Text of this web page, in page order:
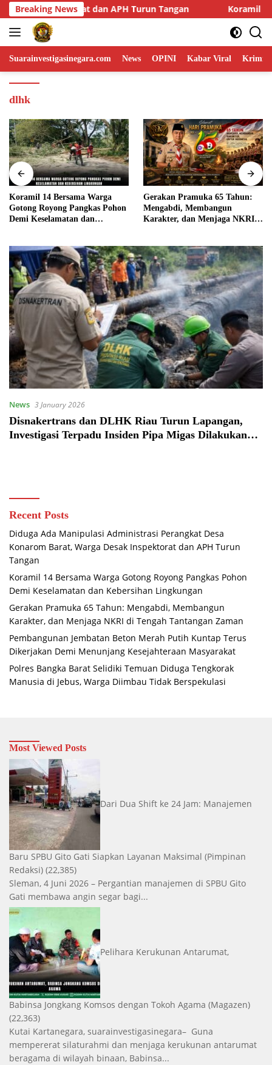
Skip
to
content
Breaking NewsKoramil 14 Bersama Warga Gotong Royong
Suarainvestigasinegara.com News OPINI Kabar Viral
dlhk
Koramil 14 Bersama Warga
Gotong Royong Pangkas Pohon
Demi Keselamatan dan
Gerakan Pramuka 65 Tahun:
Mengabdi, Membangun
Karakter, dan Menjaga NKRI
News 3 January 2026
Disnakertrans dan DLHK Riau Turun Lapangan,
Investigasi Terpadu Insiden Pipa Migas Dilakukan
Recent Posts
Diduga Ada Manipulasi Administrasi Perangkat Desa
Konarom Barat, Warga Desak Inspektorat dan APH Turun
Tangan
Koramil 14 Bersama Warga Gotong Royong Pangkas Pohon
Demi Keselamatan dan Kebersihan Lingkungan
Gerakan Pramuka 65 Tahun: Mengabdi, Membangun
Karakter, dan Menjaga NKRI di Tengah Tantangan Zaman
Pembangunan Jembatan Beton Merah Putih Kuntap Terus
Dikerjakan Demi Menunjang Kesejahteraan Masyarakat
Polres Bangka Barat Selidiki Temuan Diduga Tengkorak
Manusia di Jebus, Warga Diimbau Tidak Berspekulasi
Most Viewed Posts
Dari Dua Shift ke 24 Jam: Manajemen
Baru SPBU Gito Gati Siapkan Layanan Maksimal (Pimpinan
Redaksi) (22,385)
Sleman, 4 Juni 2026 – Pergantian manajemen di SPBU Gito
Gati membawa angin segar bagi...
Pelihara Kerukunan Antarumat,
Babinsa Jongkang Komsos dengan Tokoh Agama (Magazen)
(22,363)
Kutai Kartanegara, suarainvestigasinegara– Guna
mempererat silaturahmi dan menjaga kerukunan antarumat
beragama di wilayah binaan, Babinsa...